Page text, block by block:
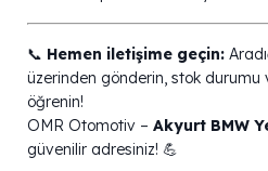
📞 Hemen iletişime geçin:
üzerinden gönderin, stok durumu
öğrenin!
OMR Otomotiv – Akyurt BMW
güvenilir adresiniz! 💪